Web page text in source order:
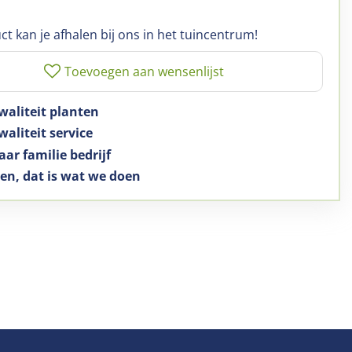
kan je afhalen bij ons in het tuincentrum!
planten
service
familie bedrijf
dat is wat we doen